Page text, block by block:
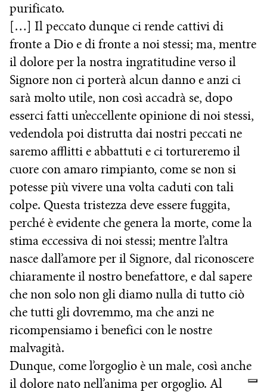
purificato.
[…] Il peccato dunque ci rende cattivi di
fronte a Dio e di fronte a noi stessi; ma, mentre
il dolore per la nostra ingratitudine verso il
Signore non ci porterà alcun danno e anzi ci
sarà molto utile, non così accadrà se, dopo
esserci fatti un’eccellente opinione di noi stessi,
vedendola poi distrutta dai nostri peccati ne
saremo afflitti e abbattuti e ci tortureremo il
cuore con amaro rimpianto, come se non si
potesse più vivere una volta caduti con tali
colpe. Questa tristezza deve essere fuggita,
perché è evidente che genera la morte, come la
stima eccessiva di noi stessi; mentre l’altra
nasce dall’amore per il Signore, dal riconoscere
chiaramente il nostro benefattore, e dal sapere
che non solo non gli diamo nulla di tutto ciò
che tutti gli dovremmo, ma che anzi ne
ricompensiamo i benefici con le nostre
malvagità.
Dunque, come l’orgoglio è un male, così anche
il dolore nato nell’anima per orgoglio. Al